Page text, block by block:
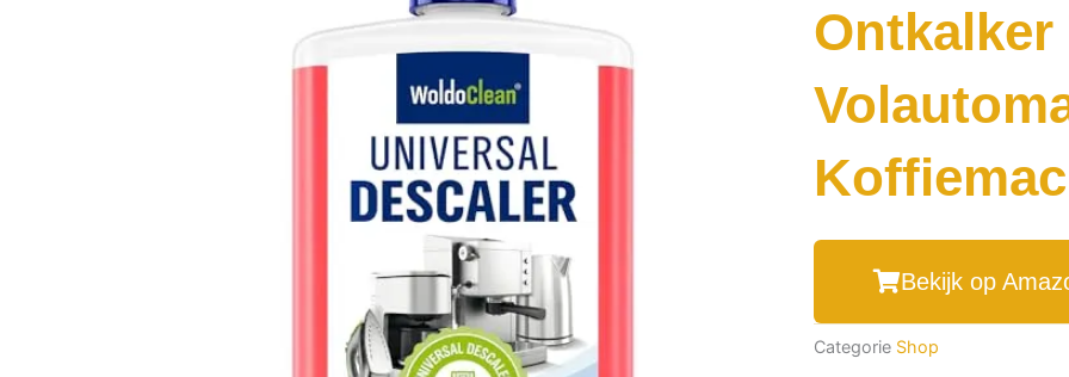
Ontkalker
Bekijk op
Categorie Shop